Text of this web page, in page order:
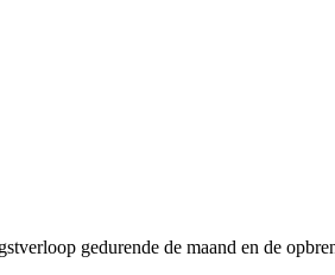
gedurende de maand en de